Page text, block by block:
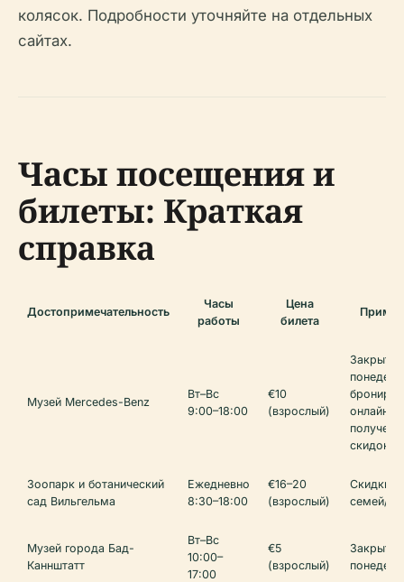
колясок. Подробности уточняйте на отдельных
сайтах.
Часы посещения и
билеты: Краткая
справка
Достопримечательность
Часы
работы
Цена
билета
Музей Mercedes-Benz
Вт–Вс
9:00–18:00
€10
(взрослый)
Закрыт
онлайн
скидок
Зоопарк и ботанический
сад Вильгельма
Ежедневно
8:30–18:00
€16–20
(взрослый)
Скидки
семей/
Музей города Бад-
Каннштатт
Вт–Вс
10:00–
17:00
€5
(взрослый)
Закрыт